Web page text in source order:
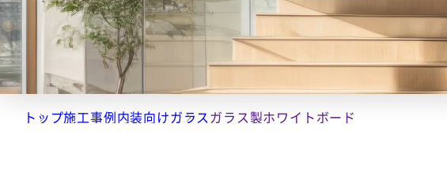
トップ施工事例内装向けガラスガラス製ホワイトボード